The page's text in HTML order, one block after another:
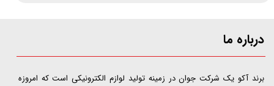
درباره ما
​​​​​​​برند آکو یک شرکت جوان در زمینه تولید لوازم الکترونیکی است که امروزه